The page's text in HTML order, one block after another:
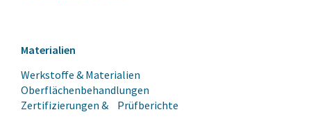
Materialien
Werkstoffe & Materialien
Oberflächenbehandlungen
Zertifizierungen & Prüfberichte